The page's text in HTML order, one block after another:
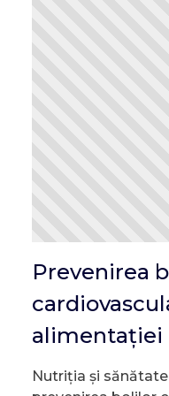
Prevenirea
alimentației
Nutriția și